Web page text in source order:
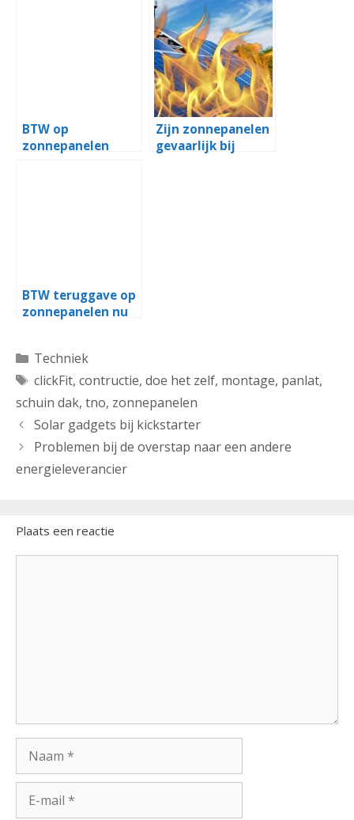
BTW op
zonnepanelen
Zijn zonnepanelen
gevaarlijk bij
BTW teruggave op
zonnepanelen nu
Categorieën
Techniek
Tags
clickFit, contructie, doe het zelf, montage, panlat,
schuin dak, tno, zonnepanelen
Solar gadgets bij kickstarter
Problemen bij de overstap naar een andere
energieleverancier
Plaats een reactie
mail